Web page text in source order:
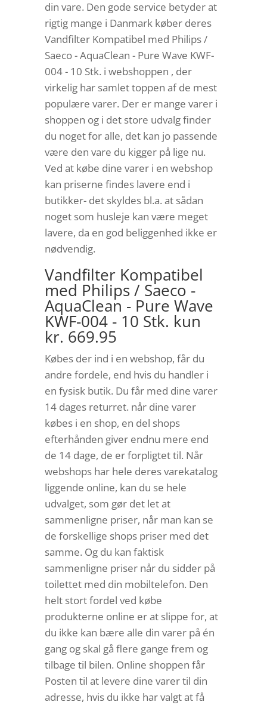
din vare. Den gode service betyder at
rigtig mange i Danmark køber deres
Vandfilter Kompatibel med Philips /
Saeco - AquaClean - Pure Wave KWF-
004 - 10 Stk. i webshoppen , der
virkelig har samlet toppen af de mest
populære varer. Der er mange varer i
shoppen og i det store udvalg finder
du noget for alle, det kan jo passende
være den vare du kigger på lige nu.
Ved at købe dine varer i en webshop
kan priserne findes lavere end i
butikker- det skyldes bl.a. at sådan
noget som husleje kan være meget
lavere, da en god beliggenhed ikke er
nødvendig.
Vandfilter Kompatibel
med Philips / Saeco -
AquaClean - Pure Wave
KWF-004 - 10 Stk. kun
kr. 669.95
Købes der ind i en webshop, får du
andre fordele, end hvis du handler i
en fysisk butik. Du får med dine varer
14 dages returret. når dine varer
købes i en shop, en del shops
efterhånden giver endnu mere end
de 14 dage, de er forpligtet til. Når
webshops har hele deres varekatalog
liggende online, kan du se hele
udvalget, som gør det let at
sammenligne priser, når man kan se
de forskellige shops priser med det
samme. Og du kan faktisk
sammenligne priser når du sidder på
toilettet med din mobiltelefon. Den
helt stort fordel ved købe
produkterne online er at slippe for, at
du ikke kan bære alle din varer på én
gang og skal gå flere gange frem og
tilbage til bilen. Online shoppen får
Posten til at levere dine varer til din
adresse, hvis du ikke har valgt at få